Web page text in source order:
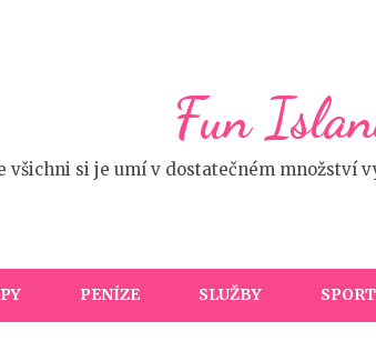
Fun
všichni si je umí v dostatečném
PENÍZE SLUŽBY SPORT